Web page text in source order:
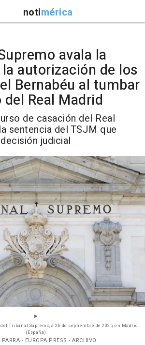
notimérica
avala la
autorización de los
Bernabéu al tumbar
Real Madrid
de casación del Real
sentencia del TSJM que
judicial
Tribunal Supremo, a 26 de septiembre de 2025, en Madrid
(España).
- EUROPA PRESS - ARCHIVO